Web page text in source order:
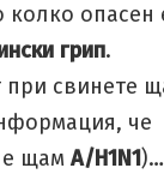
колко опасен
грип.
при свинете
че
е щам A/H1N1)…